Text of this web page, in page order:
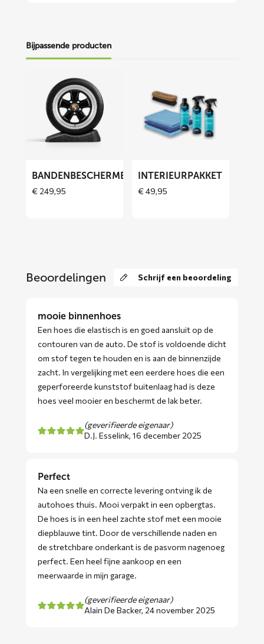
Bijpassende producten
Bandenbeschermers
BANDENBESCHERMERS
€ 249,95
Interieurpakket
INTERIEURPAKKET
€49,95
Beoordelingen Schrijf een beoordeling
mooie binnenhoes
Een hoes die elastisch is en goed aansluit op de
contouren van de auto. De stof is voldoende dicht
om stof tegen te houden en is aan de binnenzijde
zacht. In vergelijking met een eerdere hoes die een
geperforeerde kunststof buitenlaag had is deze
hoes veel mooier en beschermt de lak beter.
(geverifieerde eigenaar)
D.J. Esselink, 16 december 2025
Perfect
Na een snelle en correcte levering ontving ik de
autohoes thuis. Mooi verpakt in een opbergtas.
De hoes is in een heel zachte stof met een mooie
diepblauwe tint. Door de verschillende naden en
de stretchbare onderkant is de pasvorm nagenoeg
perfect. Een heel fijne aankoop en een
meerwaarde in mijn garage.
(geverifieerde eigenaar)
Alain De Backer, 24 november 2025